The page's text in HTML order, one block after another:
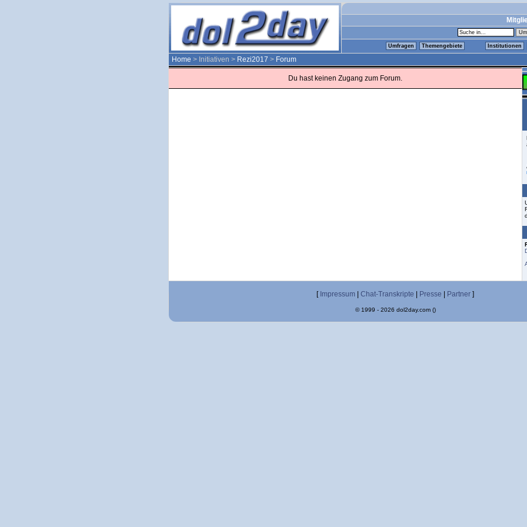
Umfragen Themengebiete Institutionen
Home > Initiativen > Rezi2017 > Forum
Du hast keinen Zugang zum Forum.
[ Impressum Chat-Transkripte Presse Partner ]
© 1999 - 2026 dol2day.com ()